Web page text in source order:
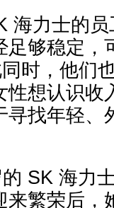
力士的员
足够稳定，
时，他们
想认识收
寻找年轻、
SK 海力士
来繁荣后，